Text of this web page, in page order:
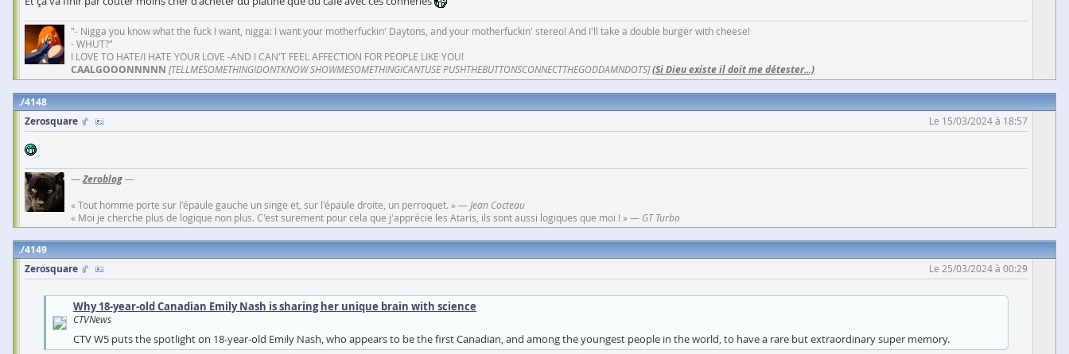
"- Nigga you know what the fuck I want, nigga: I want your motherfuckin' Daytons, and your motherfuckin' stereo! And I'll take a double burger with cheese!
- WHUT?"
I LOVE TO HATE/I HATE YOUR LOVE -AND I CAN'T FEEL AFFECTION FOR PEOPLE LIKE YOU!
CAALGOOONNNNN [TELLMESOMETHINGIDONTKNOW SHOWMESOMETHINGICANTUSE PUSHTHEBUTTONSCONNECTTHEGODDAMNDOTS](Si Dieu existe il doit me détester...)
4148
Zerosquare
Le 15/03/2024 à 18:57
—Zeroblog—
« Tout homme porte sur l'épaule gauche un singe et, sur l'épaule droite, un perroquet. » —Jean Cocteau
« Moi je cherche plus de logique non plus. C'est surement pour cela que j'apprécie les Ataris, ils sont aussi logiques que moi ! » — GT Turbo
4149
Zerosquare
Le 25/03/2024 à 00:29
Why 18-year-old Canadian Emily Nash is sharing her unique brain with science
CTVNews
CTV W5 puts the spotlight on 18-year-old Emily Nash, who appears to be the first Canadian, and among the youngest people in the world, to have a rare but extraordinary super memory.